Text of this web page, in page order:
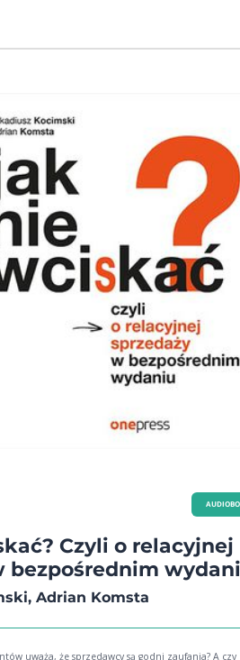
jest wychwycić pozorną życzliwość i wskazać
także rozpoznać toksyczne osoby wokół siebie i
w niej porad, przestaniesz być w końcu
upragnioną niezależność psychiczną. ...podzielę
manipulatorach, co zrozumiałam z ich
Wyzwolisz się spod ich wpływu tylko, jeśli
co, jak i dlaczego robią. I od razu, korzystając z
tysiące razy pytanie: nie, nie mam osobistych
i nie pałam do nich nienawiścią!
Czyli o relacyjnej
bezpośrednim
Adrian Komsta
uważa, że sprzedawcy są godni zaufania? A czy